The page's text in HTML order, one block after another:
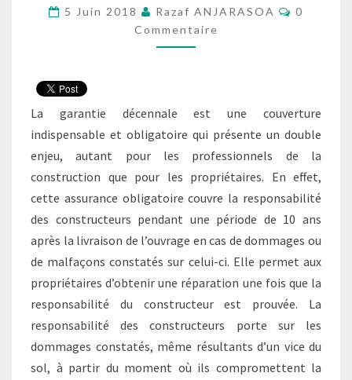
DÉCENNALE
5 Juin 2018 Razaf ANJARASOA
0
Commentaire
La garantie décennale est une couverture
indispensable et obligatoire qui présente un double
enjeu, autant pour les professionnels de la
construction que pour les propriétaires. En effet,
cette assurance obligatoire couvre la responsabilité
des constructeurs pendant une période de 10 ans
après la livraison de l’ouvrage en cas de dommages ou
de malfaçons constatés sur celui-ci. Elle permet aux
propriétaires d’obtenir une réparation une fois que la
responsabilité du constructeur est prouvée. La
responsabilité des constructeurs porte sur les
dommages constatés, même résultants d’un vice du
sol, à partir du moment où ils compromettent la